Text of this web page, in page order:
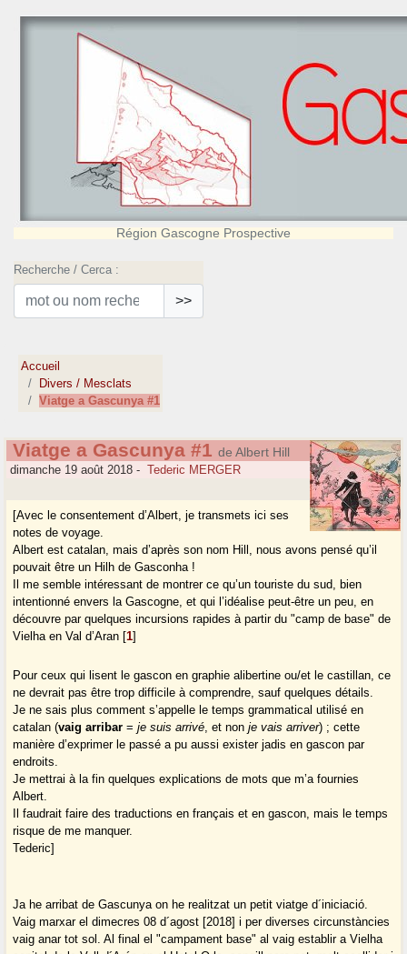
Région Gascogne Prospective
Recherche / Cerca :
>>
Accueil
Divers / Mesclats
Viatge a Gascunya #1
Viatge a Gascunya #1 de Albert Hill
dimanche 19 août 2018 - Tederic MERGER
[Avec le consentement d’Albert, je transmets ici ses
notes de voyage.
Albert est catalan, mais d’après son nom Hill, nous avons pensé qu’il
pouvait être un Hilh de Gasconha !
Il me semble intéressant de montrer ce qu’un touriste du sud, bien
intentionné envers la Gascogne, et qui l’idéalise peut-être un peu, en
découvre par quelques incursions rapides à partir du "camp de base" de
Vielha en Val d’Aran [1]
Pour ceux qui lisent le gascon en graphie alibertine ou/et le castillan, ce
ne devrait pas être trop difficile à comprendre, sauf quelques détails.
Je ne sais plus comment s’appelle le temps grammatical utilisé en
catalan (vaig arribar =je suis arrivé, et nonje vais arriver) ; cette
manière d’exprimer le passé a pu aussi exister jadis en gascon par
endroits.
Je mettrai à la fin quelques explications de mots que m’a fournies
Albert.
Il faudrait faire des traductions en français et en gascon, mais le temps
risque de me manquer.
Tederic]
Ja he arribat de Gascunya on he realitzat un petit viatge d´iniciació.
Vaig marxar el dimecres 08 d´agost [2018] i per diverses circunstàncies
vaig anar tot sol. Al final el "campament base" al vaig establir a Vielha